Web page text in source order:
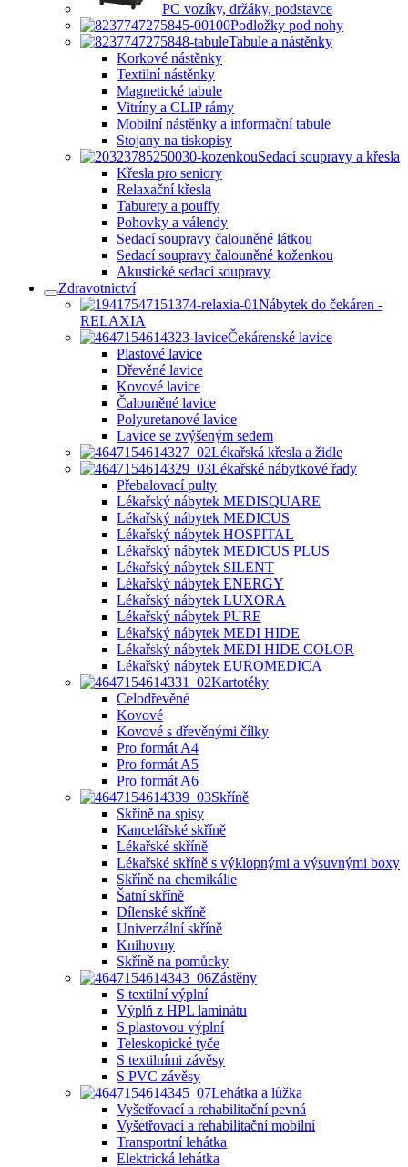
PC vozíky, držáky, podstavce
Podložky pod nohy
Tabule a nástěnky
Korkové nástěnky
Textilní nástěnky
Magnetické tabule
Vitríny a CLIP rámy
Mobilní nástěnky a informační tabule
Stojany na tiskopisy
Sedací soupravy a křesla
Křesla pro seniory
Relaxační křesla
Taburety a pouffy
Pohovky a válendy
Sedací soupravy čalouněné látkou
Sedací soupravy čalouněné koženkou
Akustické sedací soupravy
Zdravotnictví
Nábytek do čekáren -
RELAXIA
Čekárenské lavice
Plastové lavice
Dřevěné lavice
Kovové lavice
Čalouněné lavice
Polyuretanové lavice
Lavice se zvýšeným sedem
Lékařská křesla a židle
Lékařské nábytkové řady
Přebalovací pulty
Lékařský nábytek MEDISQUARE
Lékařský nábytek MEDICUS
Lékařský nábytek HOSPITAL
Lékařský nábytek MEDICUS PLUS
Lékařský nábytek SILENT
Lékařský nábytek ENERGY
Lékařský nábytek LUXORA
Lékařský nábytek PURE
Lékařský nábytek MEDI HIDE
Lékařský nábytek MEDI HIDE COLOR
Lékařský nábytek EUROMEDICA
Kartotéky
Celodřevěné
Kovové
Kovové s dřevěnými čílky
Pro formát A4
Pro formát A5
Pro formát A6
Skříně
Skříně na spisy
Kancelářské skříně
Lékařské skříně
Lékařské skříně s výklopnými a výsuvnými boxy
Skříně na chemikálie
Šatní skříně
Dílenské skříně
Univerzální skříně
Knihovny
Skříně na pomůcky
Zástěny
S textilní výplní
Výplň z HPL laminátu
S plastovou výplní
Teleskopické tyče
S textilními závěsy
S PVC závěsy
Lehátka a lůžka
Vyšetřovací a rehabilitační pevná
Vyšetřovací a rehabilitační mobilní
Transportní lehátka
Elektrická lehátka